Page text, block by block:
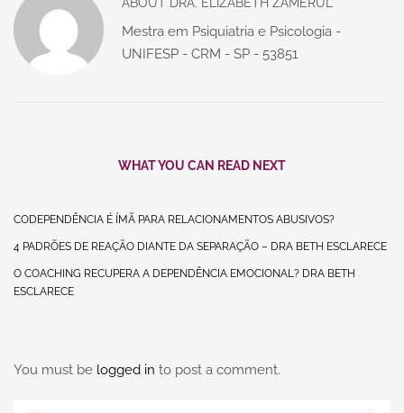
Mestra em Psiquiatria e Psicologia -
UNIFESP - CRM - SP - 53851
WHAT YOU CAN READ NEXT
CODEPENDÊNCIA É ÍMÃ PARA RELACIONAMENTOS ABUSIVOS?
4 PADRÕES DE REAÇÃO DIANTE DA SEPARAÇÃO – DRA BETH ESCLARECE
O COACHING RECUPERA A DEPENDÊNCIA EMOCIONAL? DRA BETH
ESCLARECE
You must be logged in to post a comment.